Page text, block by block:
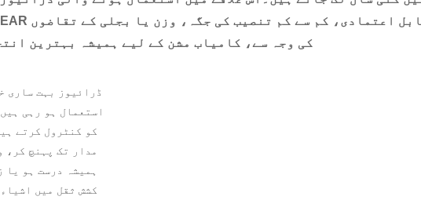
کی وجہ سے، کامیاب مشن کے لیے ہمیشہ بہترین
استعمال ہو رہی
کو کنٹرول کرتے
مدار تک پہنچ کر،
ہمیشہ درست ہو
کشش ثقل میں